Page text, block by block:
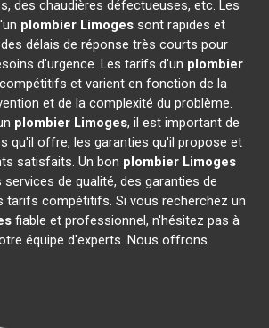
des chaudières défectueuses, etc. Les
plombier Limogessont rapides et
délais de réponse très courts pour
d'urgence. Les tarifs d'un plombier
et varient en fonction de la
et de la complexité du problème.
plombier Limoges, il est important de
qu'il offre, les garanties qu'il propose et
satisfaits. Un bon plombier Limoges
de qualité, des garanties de
tarifs compétitifs. Si vous recherchez un
fiable et professionnel, n'hésitez pas à
équipe d'experts. Nous offrons